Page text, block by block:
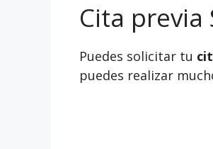
Cita previa
Puedes solicitar tu
puedes realizar